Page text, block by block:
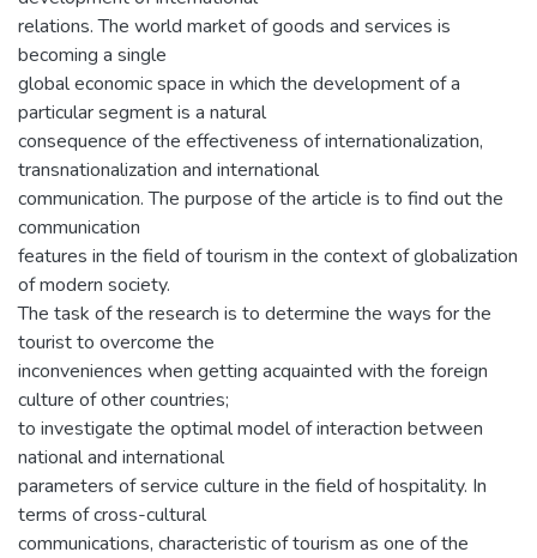
relations. The world market of goods and services is
becoming a single
global economic space in which the development of a
particular segment is a natural
consequence of the effectiveness of internationalization,
transnationalization and international
communication. The purpose of the article is to find out the
communication
features in the field of tourism in the context of globalization
of modern society.
The task of the research is to determine the ways for the
tourist to overcome the
inconveniences when getting acquainted with the foreign
culture of other countries;
to investigate the optimal model of interaction between
national and international
parameters of service culture in the field of hospitality. In
terms of cross-cultural
communications, characteristic of tourism as one of the